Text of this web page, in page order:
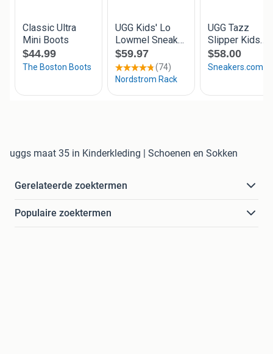
uggs maat 35 in Kinderkleding | Schoenen en Sokken
Gerelateerde zoektermen
Populaire zoektermen